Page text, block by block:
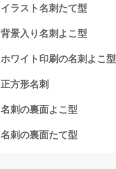
イラスト名刺たて型
背景入り名刺よこ型
ホワイト印刷の名刺よこ型
正方形名刺
名刺の裏面よこ型
名刺の裏面たて型